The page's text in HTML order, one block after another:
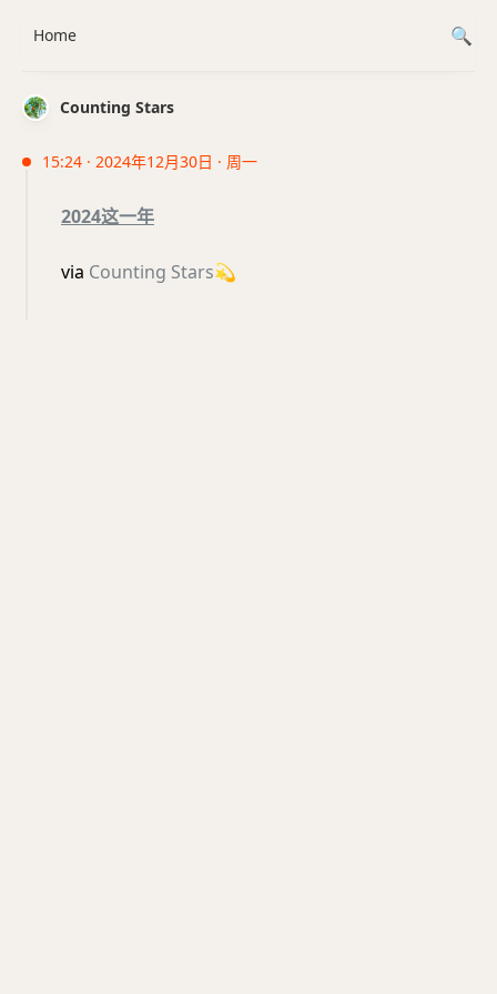
Counting Stars
15:24 · 2024年12月30日 · 周一
2024这一年
via Counting Stars💫
Home